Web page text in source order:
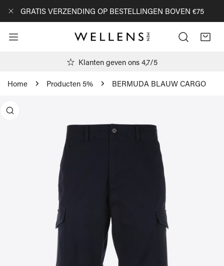
NAAR ARTIKEL
GRATIS VERZENDING OP BESTELLINGEN BOVEN €75
Klanten geven ons 4,7/5
Home Producten 5% BERMUDA BLAUW CARGO